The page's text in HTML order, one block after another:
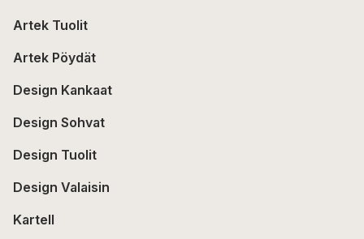
Artek Tuolit
Artek Pöydät
Design Kankaat
Design Sohvat
Design Tuolit
Design Valaisin
Kartell